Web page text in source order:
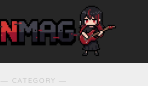
― CATEGORY ―